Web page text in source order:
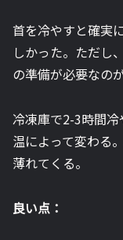
首を冷やすと確実
しかった。ただし
の準備が必要なの
冷凍庫で2-3時間
温によって変わる
薄れてくる。
良い点：